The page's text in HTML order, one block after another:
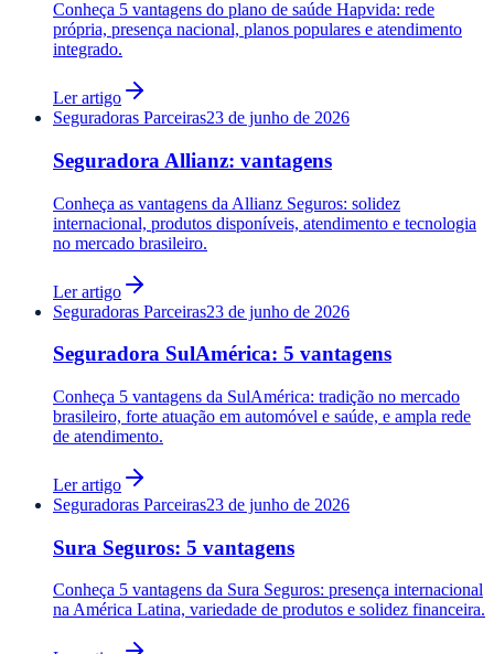
Conheça 5 vantagens do plano de saúde Hapvida: rede
própria, presença nacional, planos populares e atendimento
integrado.
Ler artigo
Seguradoras Parceiras23 de junho de 2026
Seguradora Allianz: vantagens
Conheça as vantagens da Allianz Seguros: solidez
internacional, produtos disponíveis, atendimento e tecnologia
no mercado brasileiro.
Ler artigo
Seguradoras Parceiras23 de junho de 2026
Seguradora SulAmérica: 5 vantagens
Conheça 5 vantagens da SulAmérica: tradição no mercado
brasileiro, forte atuação em automóvel e saúde, e ampla rede
de atendimento.
Ler artigo
Seguradoras Parceiras23 de junho de 2026
Sura Seguros: 5 vantagens
Conheça 5 vantagens da Sura Seguros: presença internacional
na América Latina, variedade de produtos e solidez financeira.